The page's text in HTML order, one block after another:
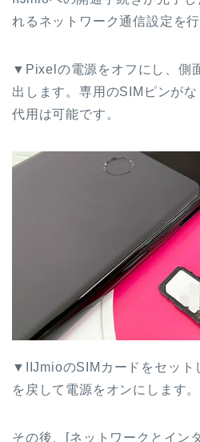
れるネットワーク通信設定を行
▼Pixelの電源をオフにし、側
出します。専用のSIMピンが
代用は可能です。
▼IIJmioのSIMカードをセット
を戻して電源をオンにします。
その後、[ネットワークとイン